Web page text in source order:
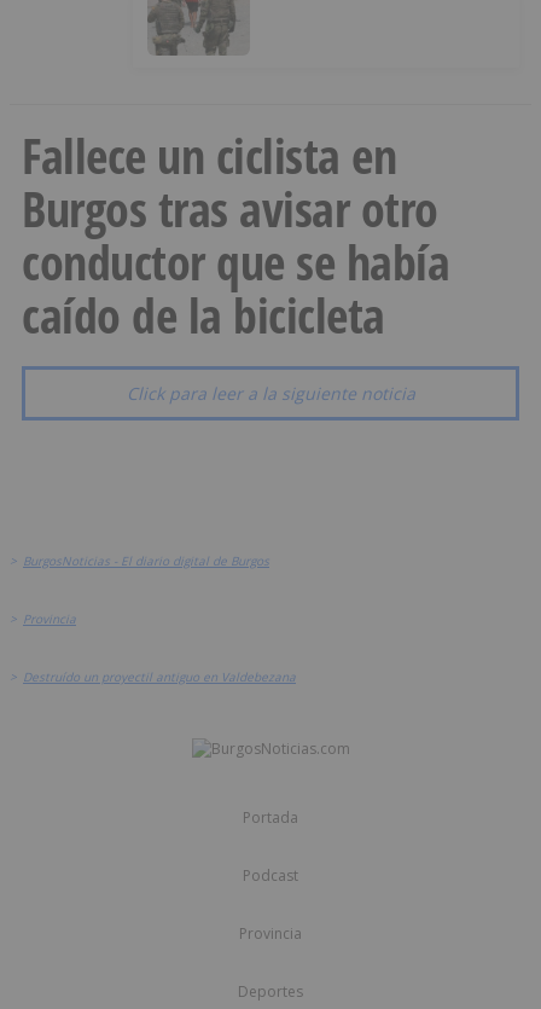
Fallece un ciclista en
Burgos tras avisar otro
conductor que se había
caído de la bicicleta
Click para leer a la siguiente noticia
> BurgosNoticias - El diario digital de Burgos
> Provincia
> Destruído un proyectil antiguo en Valdebezana
Portada
Podcast
Provincia
Deportes